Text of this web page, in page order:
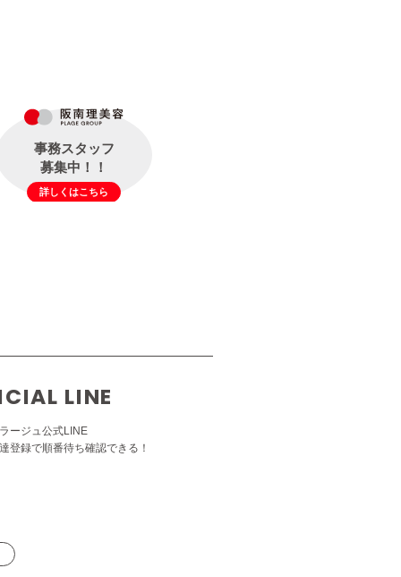
事務スタッフ
募集中！！
詳しくはこちら
LINE
ージュ公式LINE
登録で順番待ち確認できる！